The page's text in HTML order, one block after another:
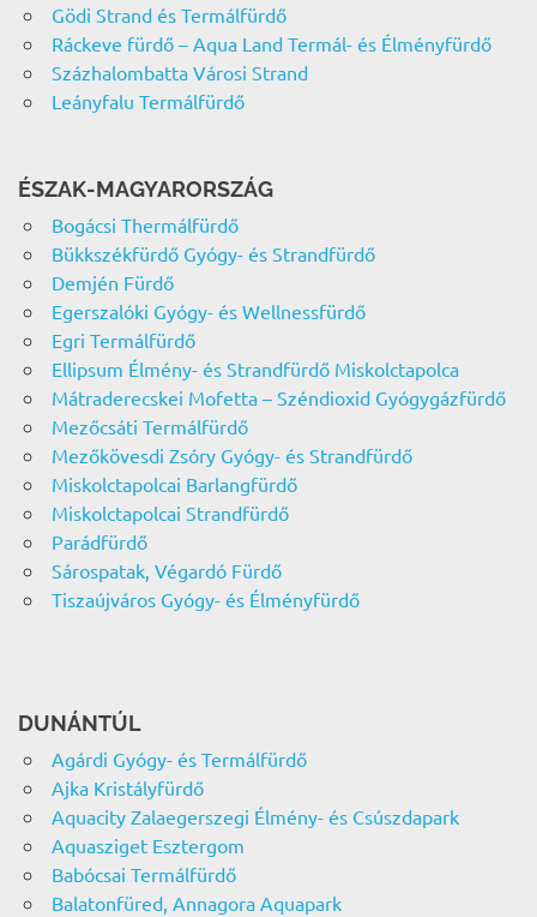
Gödi Strand és Termálfürdő
Ráckeve fürdő – Aqua Land Termál- és Élményfürdő
Százhalombatta Városi Strand
Leányfalu Termálfürdő
ÉSZAK-MAGYARORSZÁG
Bogácsi Thermálfürdő
Bükkszékfürdő Gyógy- és Strandfürdő
Demjén Fürdő
Egerszalóki Gyógy- és Wellnessfürdő
Egri Termálfürdő
Ellipsum Élmény- és Strandfürdő Miskolctapolca
Mátraderecskei Mofetta – Széndioxid Gyógygázfürdő
Mezőcsáti Termálfürdő
Mezőkövesdi Zsóry Gyógy- és Strandfürdő
Miskolctapolcai Barlangfürdő
Miskolctapolcai Strandfürdő
Parádfürdő
Sárospatak, Végardó Fürdő
Tiszaújváros Gyógy- és Élményfürdő
DUNÁNTÚL
Agárdi Gyógy- és Termálfürdő
Ajka Kristályfürdő
Aquacity Zalaegerszegi Élmény- és Csúszdapark
Aquasziget Esztergom
Babócsai Termálfürdő
Balatonfüred, Annagora Aquapark